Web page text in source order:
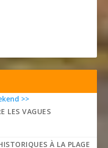
>>
LES VAGUES
À LA PLAGE